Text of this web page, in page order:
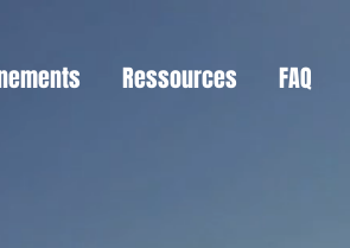
Ressources FAQ